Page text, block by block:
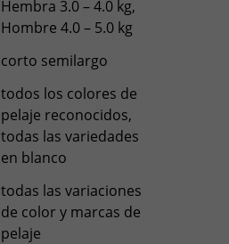
Hembra 3.0 – 4.0 kg,
Hombre 4.0 – 5.0 kg
corto semilargo
todos los colores de
pelaje reconocidos,
todas las variedades
en blanco
todas las variaciones
de color y marcas de
pelaje